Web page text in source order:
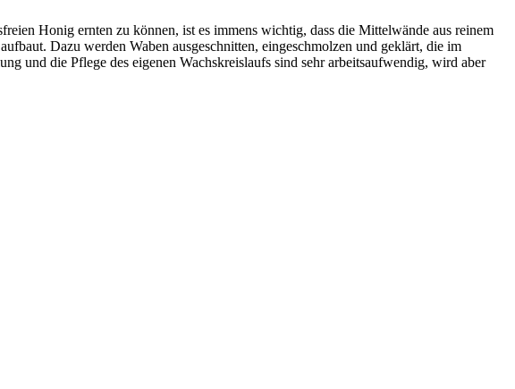
Honig ernten zu können, ist es immens wichtig, dass die Mittelwände aus reinem
Dazu werden Waben ausgeschnitten, eingeschmolzen und geklärt, die im
und die Pflege des eigenen Wachskreislaufs sind sehr arbeitsaufwendig, wird aber